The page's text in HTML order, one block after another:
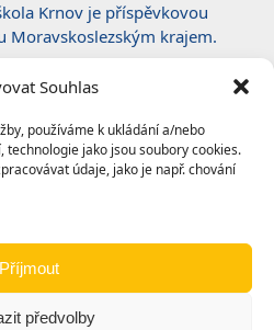
Souhlas
používáme k ukládání a/nebo
jako jsou soubory cookies.
údaje, jako je např. chování
Příjmout
předvolby
Krnov je příspěvkovou
Moravskoslezským krajem.
EN ISO 50001:2019